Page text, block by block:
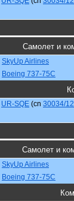
Самолет и
SkyUp Airlines
Boeing 737-75C
UR-SQE (cn 30034/
Самолет и
SkyUp Airlines
Boeing 737-75C